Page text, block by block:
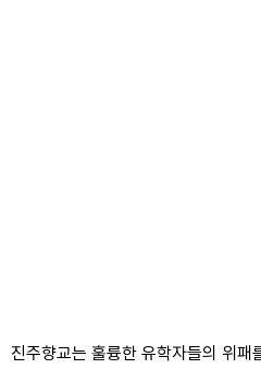
진주향교는 훌륭한 유학자들의 위패